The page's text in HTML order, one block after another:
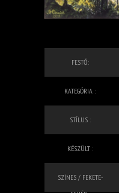
FESTŐ:
KATEGÓRIA :
STÍLUS :
KÉSZÜLT :
SZÍNES / FEKETE-